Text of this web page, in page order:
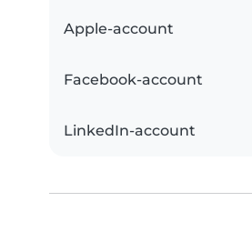
Apple-account
Facebook-account
LinkedIn-account